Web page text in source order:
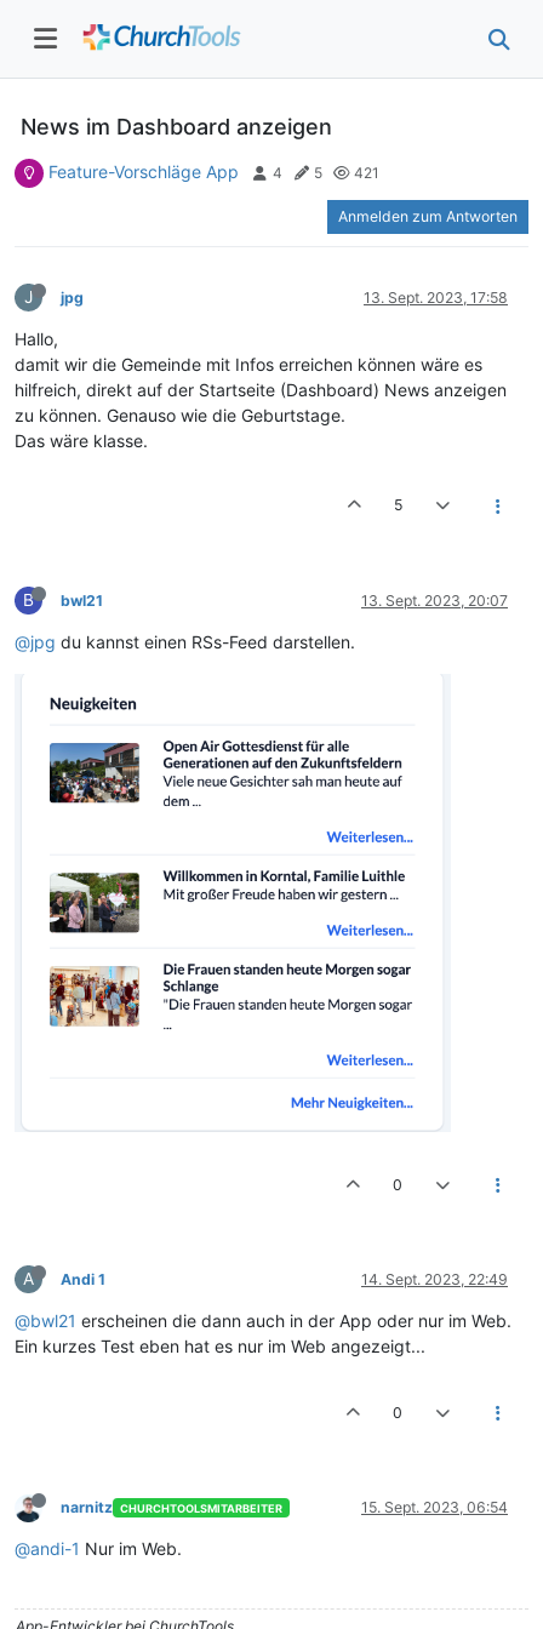
News im Dashboard anzeigen
Feature-Vorschläge App 4 5 421
Anmelden zum Antworten
J jpg 13. Sept. 2023, 17:58
Hallo,
damit wir die Gemeinde mit Infos erreichen können wäre es
hilfreich, direkt auf der Startseite (Dashboard) News anzeigen
zu können. Genauso wie die Geburtstage.
Das wäre klasse.
5
B bwl21 13. Sept. 2023, 20:07
@jpg du kannst einen RSs-Feed darstellen.
0
A Andi 1 14. Sept. 2023, 22:49
@bwl21 erscheinen die dann auch in der App oder nur im Web.
Ein kurzes Test eben hat es nur im Web angezeigt...
0
narnitz CHURCHTOOLSMITARBEITER 15. Sept. 2023, 06:54
@andi-1 Nur im Web.